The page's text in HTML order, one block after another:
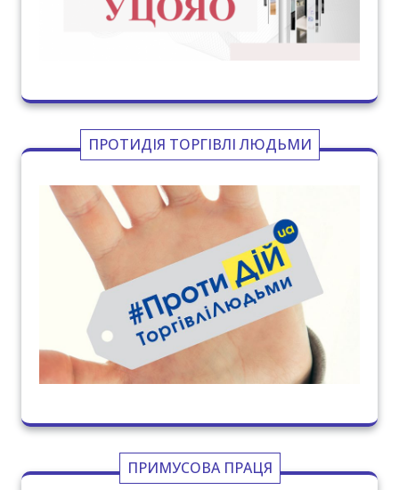
ПРОТИДІЯ ТОРГІВЛІ ЛЮДЬМИ
ПРИМУСОВА ПРАЦЯ